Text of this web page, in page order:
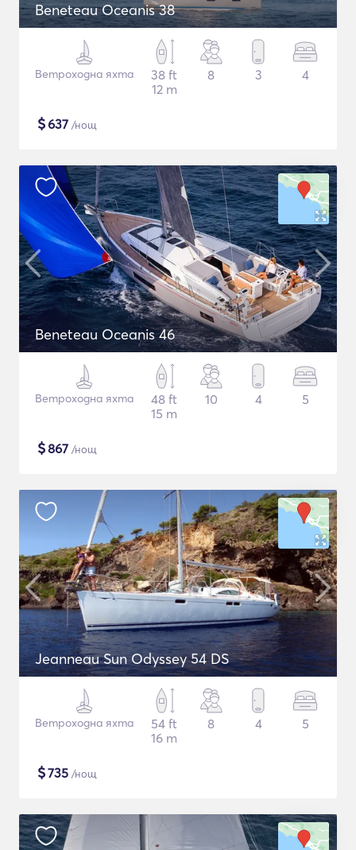
Beneteau Oceanis 38
Ветроходна яхта
38 ft
12 m
8 3 4
$637 /нощ
Beneteau Oceanis 46
Ветроходна яхта
48 ft
15 m
10 4 5
$867 /нощ
Jeanneau Sun Odyssey 54 DS
Ветроходна яхта
54 ft
16 m
8 4 5
$735 /нощ